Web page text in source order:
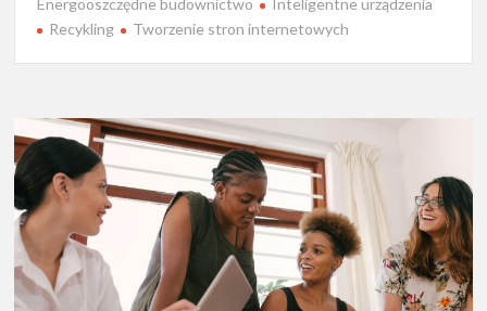
Recykling
Tworzenie stron internetowych